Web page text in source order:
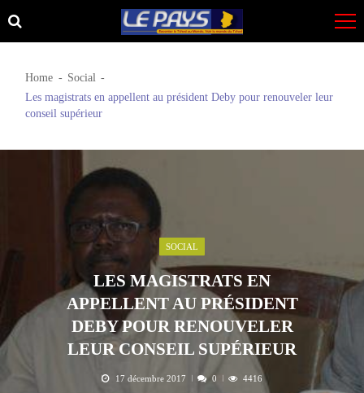
Skip
to
Skip
to
Home
Social
Les magistrats en appellent au président Deby pour renouveler leur
conseil supérieur
SOCIAL
LES MAGISTRATS EN
APPELLENT AU PRÉSIDENT
DEBY POUR RENOUVELER
LEUR CONSEIL SUPÉRIEUR
17 décembre 2017 0 4416